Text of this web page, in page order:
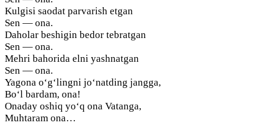
Kulgisi saodat parvarish etgan
Sen — ona.
Daholar beshigin bedor tebratgan
Sen — ona.
Mehri bahorida elni yashnatgan
Sen — ona.
Yagona o‘g‘lingni jo‘natding jangga,
Bo‘l bardam, ona!
Onaday oshiq yo‘q ona Vatanga,
Muhtaram ona…